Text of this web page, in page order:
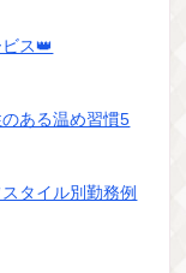
ス👑
ある温め習慣5
タイル別勤務例